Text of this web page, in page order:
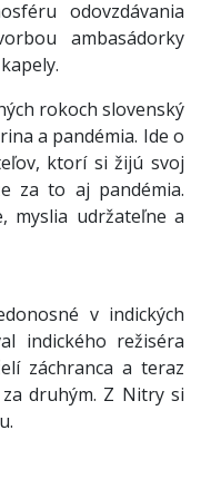
odovzdávania
ambasádorky
rokoch slovenský
a pandémia. Ide o
ktorí si žijú svoj
za to aj pandémia.
myslia udržateľne a
v indických
indického režiséra
záchranca a teraz
druhým. Z Nitry si